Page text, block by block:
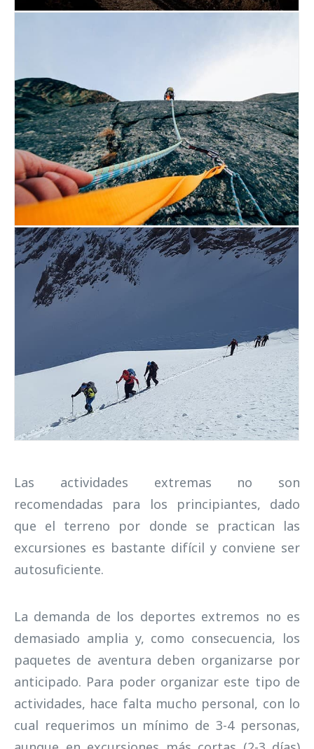
Las actividades extremas no son
recomendadas para los principiantes, dado
que el terreno por donde se practican las
excursiones es bastante difícil y conviene ser
autosuficiente.
La demanda de los deportes extremos no es
demasiado amplia y, como consecuencia, los
paquetes de aventura deben organizarse por
anticipado. Para poder organizar este tipo de
actividades, hace falta mucho personal, con lo
cual requerimos un mínimo de 3-4 personas,